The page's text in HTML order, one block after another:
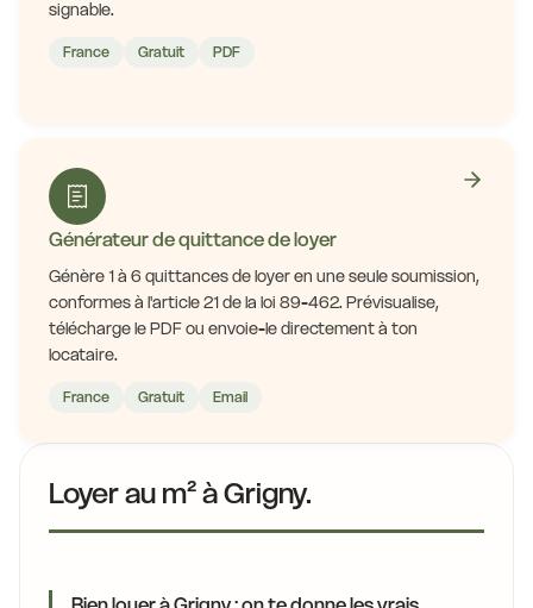
signable.
France Gratuit PDF
Générateur de quittance de loyer
Génère 1 à 6 quittances de loyer en une seule soumission,
conformes à l'article 21 de la loi 89-462. Prévisualise,
télécharge le PDF ou envoie-le directement à ton
locataire.
France Gratuit Email
Loyer au m² à Grigny.